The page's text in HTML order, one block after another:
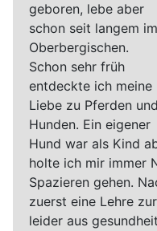
geboren, lebe aber
schon seit langem im
Oberbergischen.
Schon sehr früh
entdeckte ich meine
Liebe zu Pferden und
Hunden. Ein eigener
Hund war als Kind
holte ich mir immer
Spazieren gehen.
zuerst eine Lehre
leider aus